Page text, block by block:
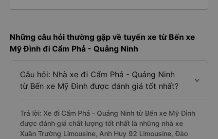
Những câu hỏi thường gặp về tuyến xe từ Bến xe
Mỹ Đình đi Cẩm Phả - Quảng Ninh
Câu hỏi: Nhà xe đi Cẩm Phả - Quảng Ninh
từ Bến xe Mỹ Đình được đánh giá tốt nhất?
Trả lời: Xe đi Cẩm Phả - Quảng Ninh từ Bến xe Mỹ Đình
được đánh giá chất lượng tốt nhất là những nhà xe
Xuân Trường Limousine, Anh Huy 92 Limousine, Đào